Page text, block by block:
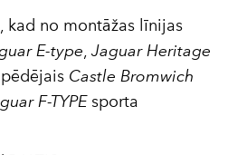
kad no montāžas līnijas
E-type, Jaguar Heritage
Castle Bromwich
F-TYPEsporta